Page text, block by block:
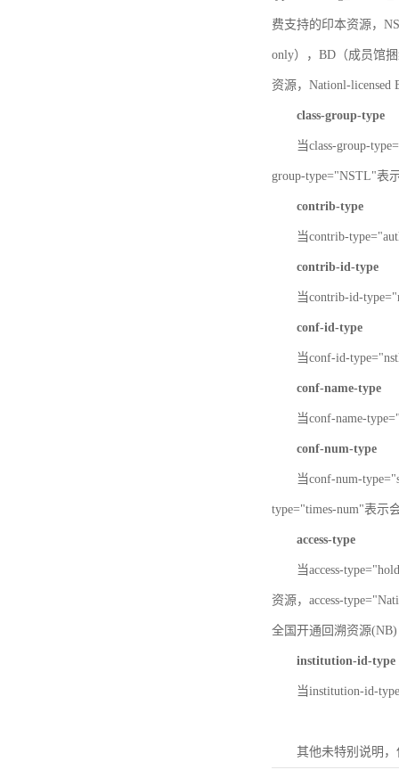
费支持的印本资源，
only），BD（成员馆
资源，Nationl-licensed
class-group-type
当class-group-
group-type="NSTL"表
contrib-type
当contrib-
contrib-id-type
当contrib-id-
conf-id-type
当conf-id-
conf-name-type
当conf-name-
conf-num-type
当conf-num-
type="times-num"表示
access-type
当access-
资源，access-
全国开通回溯资源(NB)
institution-id-type
当institution-id-
其他未特别说明